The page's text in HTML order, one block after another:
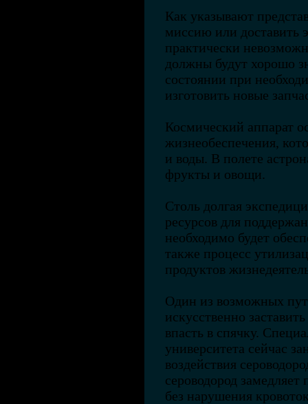
Как указывают
миссию или доставить
практически
должны будут хорошо
состоянии при
изготовить новые
Космический аппарат
жизнеобеспечения,
и воды. В полете
фрукты и овощи.
Столь долгая
ресурсов для
необходимо будет
также процесс
продуктов
Один из возможных
искусственно
впасть в спячку.
университета сейчас
воздействия
сероводород
без нарушения